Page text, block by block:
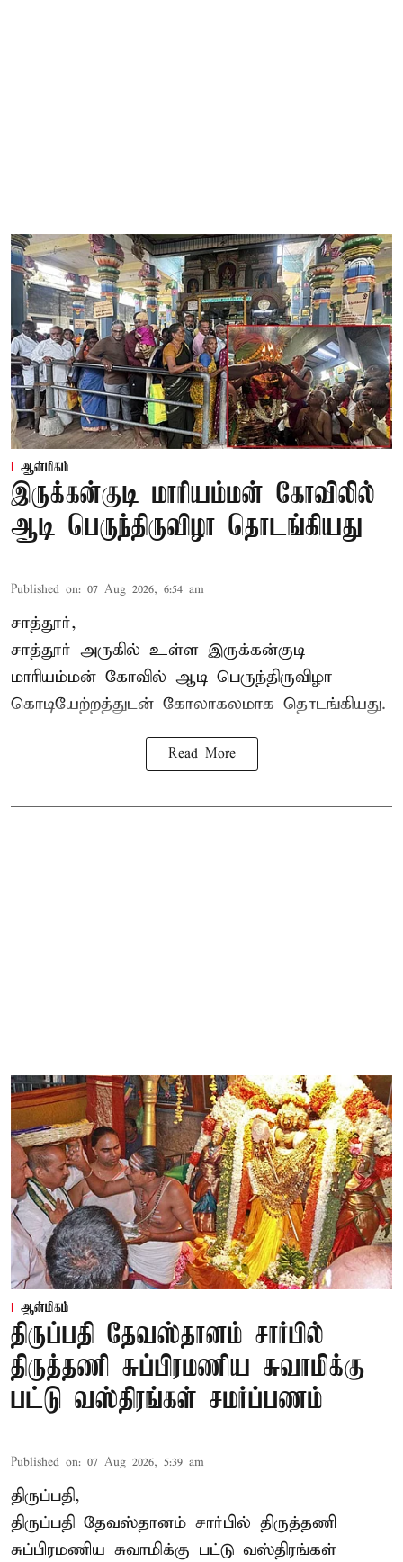
ஆன்மிகம்
இருக்கன்குடி மாரியம்மன் கோவிலில்
ஆடி பெருந்திருவிழா தொடங்கியது
Published on: 07 Aug 2026, 6:54 am
சாத்தூர்,
சாத்தூர் அருகில் உள்ள இருக்கன்குடி
மாரியம்மன் கோவில் ஆடி பெருந்திருவிழா
கொடியேற்றத்துடன் கோலாகலமாக தொடங்கியது.
Read More
ஆன்மிகம்
திருப்பதி தேவஸ்தானம் சார்பில்
திருத்தணி சுப்பிரமணிய சுவாமிக்கு
பட்டு வஸ்திரங்கள் சமர்ப்பணம்
Published on: 07 Aug 2026, 5:39 am
திருப்பதி,
திருப்பதி தேவஸ்தானம் சார்பில் திருத்தணி
சுப்பிரமணிய சுவாமிக்கு பட்டு வஸ்திரங்கள்